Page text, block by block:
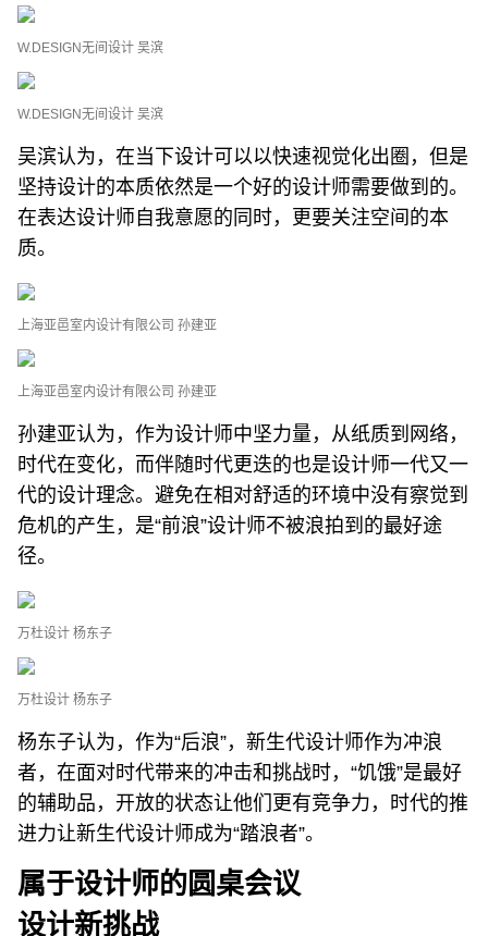
W.DESIGN无间设计 吴滨
W.DESIGN无间设计 吴滨
吴滨认为，在当下设计可以以快速视觉化出圈，但是
坚持设计的本质依然是一个好的设计师需要做到的。
在表达设计师自我意愿的同时，更要关注空间的本
质。
上海亚邑室内设计有限公司 孙建亚
上海亚邑室内设计有限公司 孙建亚
孙建亚认为，作为设计师中坚力量，从纸质到网络，
时代在变化，而伴随时代更迭的也是设计师一代又一
代的设计理念。避免在相对舒适的环境中没有察觉到
危机的产生，是“前浪”设计师不被浪拍到的最好途
径。
万杜设计 杨东子
万杜设计 杨东子
杨东子认为，作为“后浪”，新生代设计师作为冲浪
者，在面对时代带来的冲击和挑战时，“饥饿”是最好
的辅助品，开放的状态让他们更有竞争力，时代的推
进力让新生代设计师成为“踏浪者”。
属于设计师的圆桌会议
设计新挑战